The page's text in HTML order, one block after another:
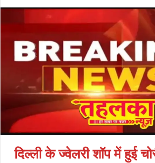
दिल्ली के ज्वेलरी शॉप में हुई